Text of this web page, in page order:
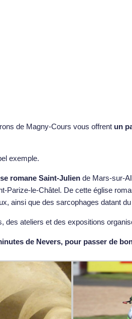
de Magny-Cours vous offrent un
exemple.
romane Saint-Julien de Mars-sur-
Parize-le-Châtel. De cette église
ainsi que des sarcophages datant
ateliers et des expositions
de Nevers, pour passer de